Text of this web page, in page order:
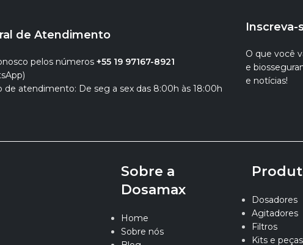
de Atendimento
pelos números +55 19 97167-8921
de atendimento: De seg a sex das 8:00h às 18:00h
O que você
e
e notícias!
Sobre a
Dosamax
Home
Sobre nós
Dosadores
Agitadores
Filtros
Kits e